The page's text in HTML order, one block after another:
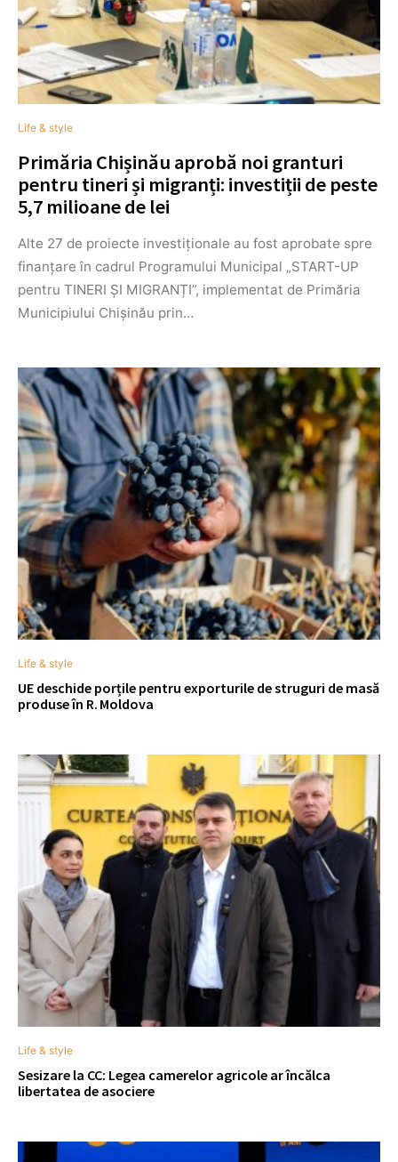
Life & style
Primăria Chișinău aprobă noi granturi
pentru tineri și migranți: investiții de peste
5,7 milioane de lei
Alte 27 de proiecte investiționale au fost aprobate spre
finanțare în cadrul Programului Municipal „START-UP
pentru TINERI ȘI MIGRANȚI”, implementat de Primăria
Municipiului Chișinău prin…
Life & style
UE deschide porțile pentru exporturile de struguri de masă
produse în R. Moldova
Life & style
Sesizare la CC: Legea camerelor agricole ar încălca
libertatea de asociere